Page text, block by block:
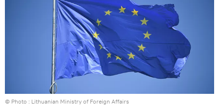
© Photo : Lithuanian Ministry of Foreign Affairs